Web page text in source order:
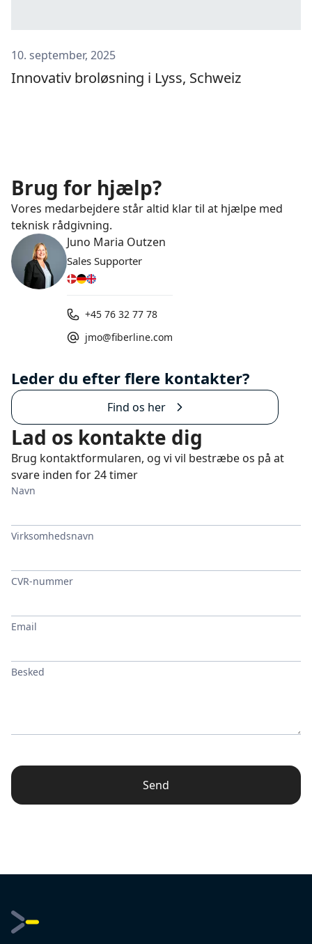
10. september, 2025
Innovativ broløsning i Lyss, Schweiz
Brug for hjælp?
Vores medarbejdere står altid klar til at hjælpe med
teknisk rådgivning.
Juno Maria Outzen
Sales Supporter
+45 76 32 77 78
jmo@fiberline.com
Leder du efter flere kontakter?
Find os her
Lad os kontakte dig
Brug kontaktformularen, og vi vil bestræbe os på at
svare inden for 24 timer
Navn
Virksomhedsnavn
CVR-nummer
Email
Besked
Send